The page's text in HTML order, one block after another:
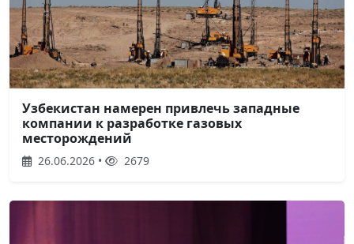
Узбекистан намерен привлечь западные
компании к разработке газовых
месторождений
26.06.2026 • 2679